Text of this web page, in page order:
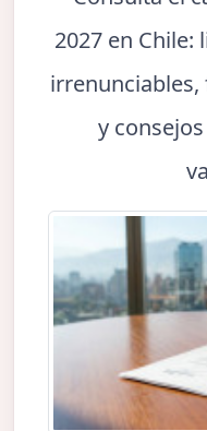
2027 en
irrenunciables,
y